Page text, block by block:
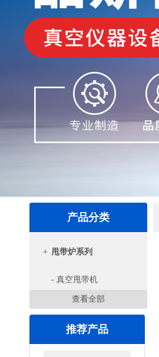
产品分类
+ 甩带炉系列
- 真空甩带机
查看全部
推荐产品